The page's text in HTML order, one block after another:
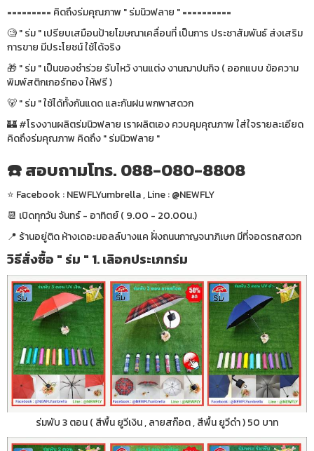
========= คิดถึงร่มคุณภาพ " ร่มนิวฟลาย " ==========
🧐 " ร่ม " เปรียบเสมือนป้ายโฆษณาเคลื่อนที่ เป็นการ ประชาสัมพันธ์ ส่งเสริม
การขาย มีประโยชน์ ใช้ได้จริง
🎁 " ร่ม " เป็นของชำร่วย รับไหว้ งานแต่ง งานฌาปนกิจ ( ออกแบบ ข้อความ
พิมพ์สติกเกอร์ทอง ให้ฟรี )
🐻 " ร่ม " ใช้ได้ทั้งกันแดด และกันฝน พกพาสดวก
🏰 #โรงงานผลิตร่มนิวฟลาย เราผลิตเอง ควบคุมคุณภาพ ใส่ใจรายละเอียด
คิดถึงร่มคุณภาพ คิดถึง " ร่มนิวฟลาย "
☎️ สอบถามโทร. 088-080-8808
⭐️ Facebook : NEWFLYumbrella , Line : @NEWFLY
📆 เปิดทุกวัน จันทร์ - อาทิตย์ ( 9.00 - 20.00น.)
📍 ร้านอยู่ติด ห้างเดอะมอลล์บางแค ฝั่งถนนกาญจนาภิเษก มีที่จอดรถสดวก
วิธีสั่งซื้อ " ร่ม " 1. เลิอกประเภทร่ม
ร่มพับ 3 ตอน ( สีพื้น ยูวีเงิน , ลายสก๊อต , สีพื้น ยูวีดำ ) 50 บาท